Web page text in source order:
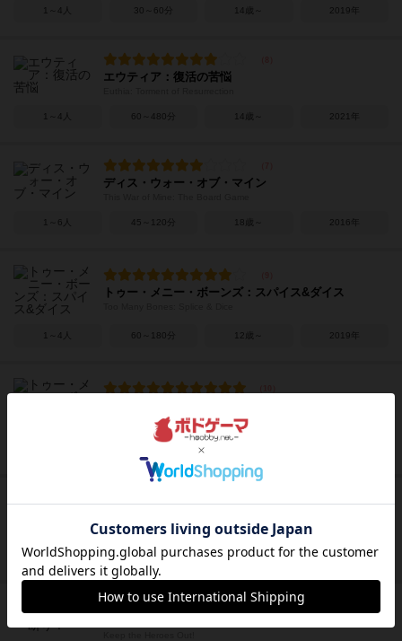
1～4人 30～60分 14歳～ 2019年
エウティア：復活の苦悩
1～4人 60～480分 14歳～ 2021年
ディス・ウォー・オブ・マイン
1～6人 45～120分 18歳～ 2016年
トゥー・メニー・ボーンズ：スパイス&ダイス
1～4人 60～180分 12歳～ 2019年
Too Many Bones: Undertow
Bardsung
1～5人 60～90分 14歳～ 2022年